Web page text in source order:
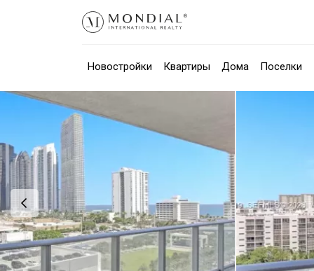
Новостройки Квартиры Дома Поселки